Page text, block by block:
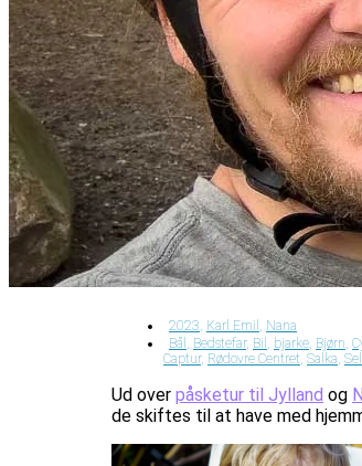
2023, Karl Emil , Nana
Bål , Bedstefar, Bil , bjarke, Bjørn,
Captur, Rødovre Centret, Salka,
Ud over påsketur til Jylland og
de skiftes til at have med